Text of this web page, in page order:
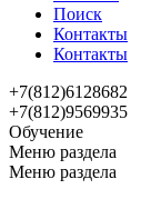
Поиск
Контакты
Контакты
+7(812)6128682
+7(812)9569935
Обучение
Меню раздела
Меню раздела